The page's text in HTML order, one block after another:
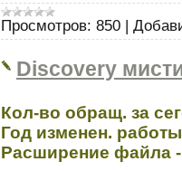
Просмотров: 850 |
Discovery
Кол-во обращ. за
Год изменен.
Расширение файла -